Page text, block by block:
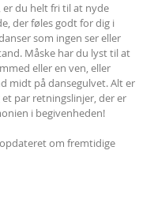
er du helt fri til at nyde
der føles godt for dig i
som ingen ser eller
Måske har du lyst til at
eller en ven, eller
midt på dansegulvet. Alt er
par retningslinjer, der er
i begivenheden!
om fremtidige